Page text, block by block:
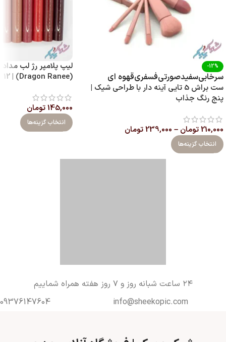
-12%
سرخابیسفیدصورتیفسفریقهوه ای
ست براش 5 تایی آینه‌ دار با طراحی شیک |
پنج رنگ جذاب
210,000تومان –
239,000تومان
انتخاب گزینه‌ها
لیپ پلامپر رژ لب
(Dragon Ranee) | 12 رنگ با پیگمنت بالا
145,000تومان
انتخاب گزینه‌ها
اکسسوری
لینک های مهم